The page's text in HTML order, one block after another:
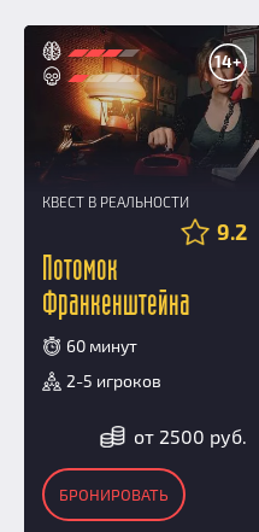
14+
КВЕСТ В РЕАЛЬНОСТИ
9.2
Потомок
Франкенштейна
60 минут
2-5 игроков
от 2500 руб.
БРОНИРОВАТЬ